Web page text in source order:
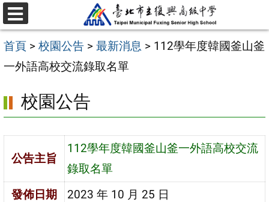
跳
至
主
要
容
區
選
單
首頁 > 校園公告 > 最新消息 > 112學年度韓國釜山釜
一外語高校交流錄取名單
校園公告
公告主旨
112學年度韓國釜山釜一外語高校交流
錄取名單
發佈日期
2023 年 10 月 25 日